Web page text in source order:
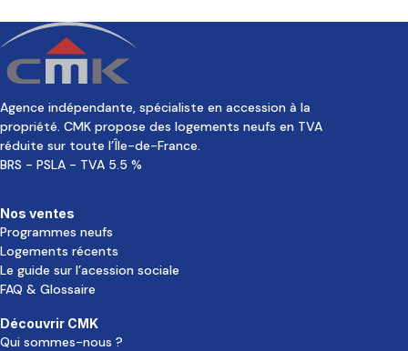
Agence indépendante, spécialiste en accession à la
propriété. CMK propose des logements neufs en TVA
réduite sur toute l’Île-de-France.
BRS - PSLA - TVA 5.5 %
Nos ventes
Programmes neufs
Logements récents
Le guide sur l’acession sociale
FAQ & Glossaire
Découvrir CMK
Qui sommes-nous ?